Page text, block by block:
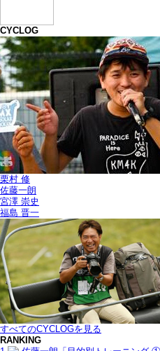
CYCLOG
栗村 修
佐藤一朗
宮澤 崇史
福島 晋一
すべてのCYCLOGを見る
RANKING